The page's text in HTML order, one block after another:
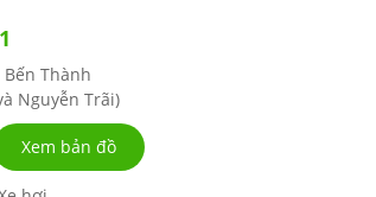
Bến Thành
Nguyễn Trãi)
Xem bản đồ